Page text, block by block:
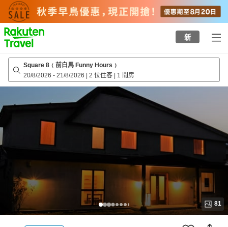
to
top
page
新
Square 8﹙前白馬 Funny Hours﹚
20/8/2026 - 21/8/2026 | 2 位住客 | 1 間房
81